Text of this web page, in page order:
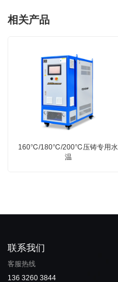
相关产品
160℃/180℃/200℃压铸专用水
温
联系我们
客服热线
136 3260 3844